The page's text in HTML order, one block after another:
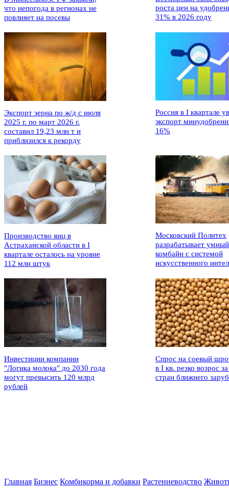
что непогода в регионах не
повлияет на посевы
роста цен на
31% в 2026 году
Экспорт зерна по ж/д с июля
2025 г. по март 2026 г.
составил 19,23 млн т и
приблизился к рекорду
Россия в I квартале
экспорт
16%
Производство яиц в
Астраханской области в I
квартале осталось на уровне
112 млн штук
Московский Политех
разрабатывает умный
комбайн с системой
искусственного
Инвестиции компании
"Логика молока" до 2030 года
могут превысить 120 млрд
рублей
Спрос на соевый
в I кв. резко возрос
стран ближнего
Главная Бизнес Комбикорма и добавки Растениеводство